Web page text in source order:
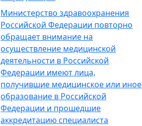
Министерство здравоохранения
Российской Федерации повторно
обращает внимание на
осуществление медицинской
деятельности в Российской
Федерации имеют лица,
получившие медицинское или иное
образование в Российской
Федерации и прошедшие
аккредитацию специалиста